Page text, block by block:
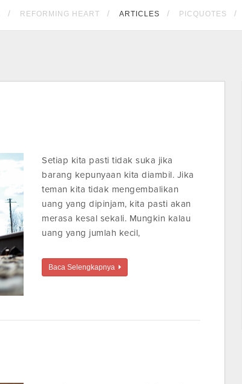
REFORMING HEART ARTICLES PICQUOTES
Setiap kita pasti tidak suka jika
barang kepunyaan kita diambil. Jika
teman kita tidak mengembalikan
uang yang dipinjam, kita pasti akan
merasa kesal sekali. Mungkin kalau
uang yang jumlah kecil,
Baca Selengkapnya